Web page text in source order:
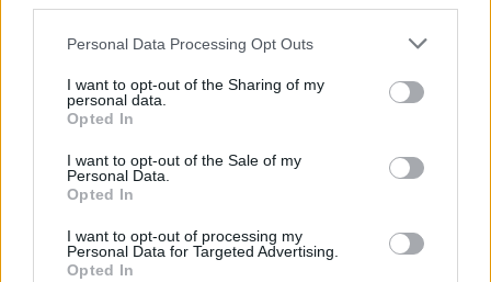
Personal Data Processing Opt Outs
I want to opt-out of the Sharing of my
personal data.
Opted In
I want to opt-out of the Sale of my
Personal Data.
Opted In
I want to opt-out of processing my
Personal Data for Targeted Advertising.
Opted In
améliore la sécurité de la piscine, protégeant ainsi les